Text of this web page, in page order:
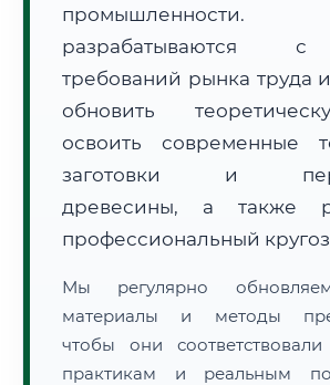
Расчет логистики оригиналов:
• Маршрут транзита:
~2 119 км
• Экспресс-доставка СДЭК / Почтой: 3–5 рабочих
🔍 Нажмите на документ для
разрабатываются
требований рынка труда
обновить
освоить современные
заготовки и
древесины, а также
профессиональный
Мы регулярно
материалы и методы
чтобы они
практикам и реальным